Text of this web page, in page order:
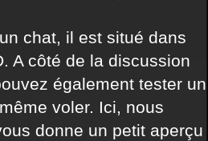
chat, il est situé dans
A côté de la discussion
également tester un
voler. Ici, nous
donne un petit aperçu